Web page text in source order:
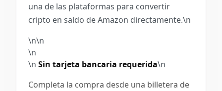
una de las plataformas para convertir
cripto en saldo de Amazon directamente.\n
\n\n
\n
\n Sin tarjeta bancaria requerida\n
Completa la compra desde una billetera de